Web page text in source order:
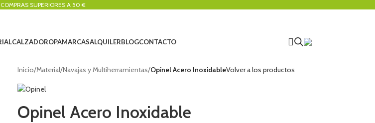
SUPERIORES A 50 €
CALZADOROPAMARCASALQUILERBLOGCONTACTO
Inicio/Material/Navajas y Multiherramientas/Opinel Acero InoxidableVolver a los productos
Opinel Acero Inoxidable